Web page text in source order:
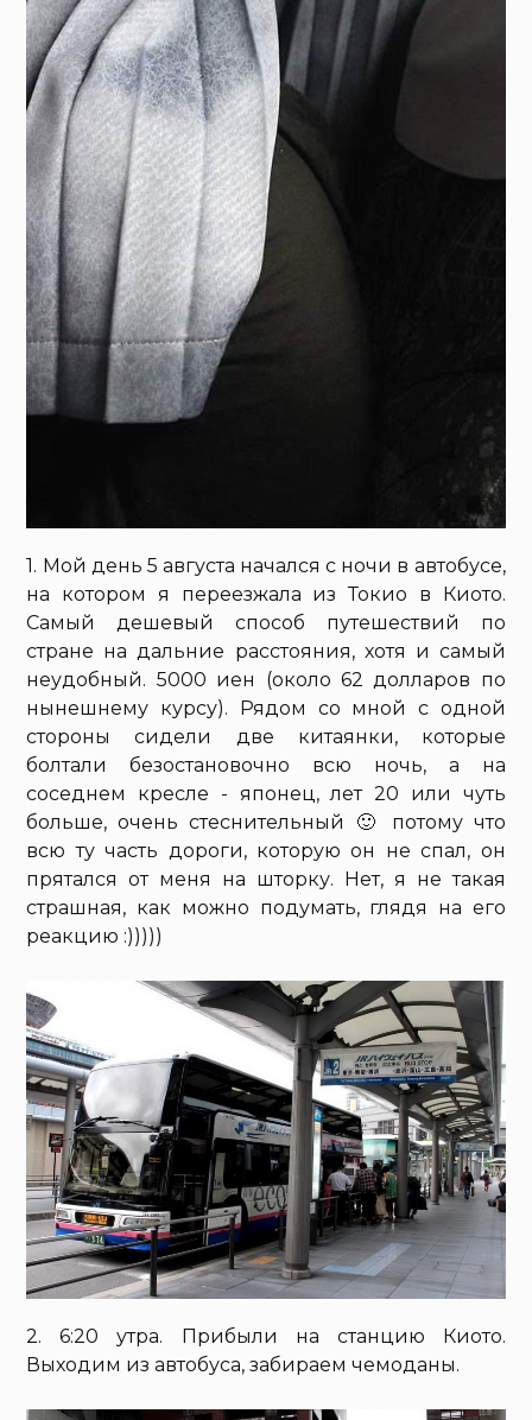
1. Мой день 5 августа начался с ночи в автобусе,
на котором я переезжала из Токио в Киото.
Самый дешевый способ путешествий по
стране на дальние расстояния, хотя и самый
неудобный. 5000 иен (около 62 долларов по
нынешнему курсу). Рядом со мной с одной
стороны сидели две китаянки, которые
болтали безостановочно всю ночь, а на
соседнем кресле - японец, лет 20 или чуть
больше, очень стеснительный 🙂 потому что
всю ту часть дороги, которую он не спал, он
прятался от меня на шторку. Нет, я не такая
страшная, как можно подумать, глядя на его
реакцию :)))))
2. 6:20 утра. Прибыли на станцию Киото.
Выходим из автобуса, забираем чемоданы.